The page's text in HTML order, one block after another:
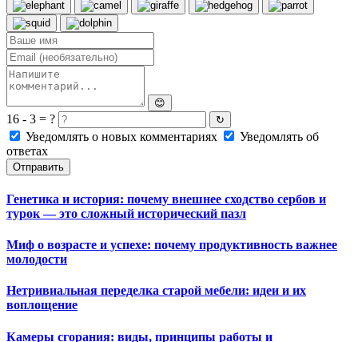
😊
16 - 3 = ? ↻
Уведомлять о новых комментариях
Уведомлять об
ответах
Отправить
Генетика и история: почему внешнее сходство сербов и
турок — это сложный исторический пазл
Миф о возрасте и успехе: почему продуктивность важнее
молодости
Нетривиальная переделка старой мебели: идеи и их
воплощение
Камеры сгорания: виды, принципы работы и